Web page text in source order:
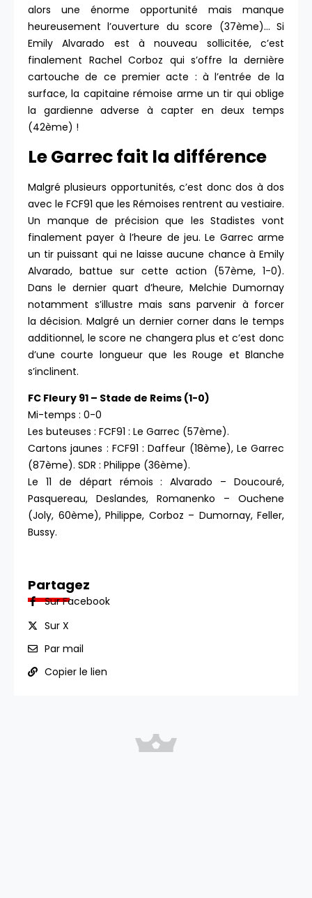
alors une énorme opportunité mais manque
heureusement l’ouverture du score (37ème)… Si
Emily Alvarado est à nouveau sollicitée, c’est
finalement Rachel Corboz qui s’offre la dernière
cartouche de ce premier acte : à l’entrée de la
surface, la capitaine rémoise arme un tir qui oblige
la gardienne adverse à capter en deux temps
(42ème) !
Le Garrec fait la différence
Malgré plusieurs opportunités, c’est donc dos à dos
avec le FCF91 que les Rémoises rentrent au vestiaire.
Un manque de précision que les Stadistes vont
finalement payer à l’heure de jeu. Le Garrec arme
un tir puissant qui ne laisse aucune chance à Emily
Alvarado, battue sur cette action (57ème, 1-0).
Dans le dernier quart d’heure, Melchie Dumornay
notamment s’illustre mais sans parvenir à forcer
la décision. Malgré un dernier corner dans le temps
additionnel, le score ne changera plus et c’est donc
d’une courte longueur que les Rouge et Blanche
s’inclinent.
FC Fleury 91 – Stade de Reims (1-0)
Mi-temps : 0-0
Les buteuses : FCF91 : Le Garrec (57ème).
Cartons jaunes : FCF91 : Daffeur (18ème), Le Garrec
(87ème). SDR : Philippe (36ème).
Le 11 de départ rémois : Alvarado – Doucouré,
Pasquereau, Deslandes, Romanenko – Ouchene
(Joly, 60ème), Philippe, Corboz – Dumornay, Feller,
Bussy.
Partagez
Sur Facebook
Sur X
Par mail
Copier le lien